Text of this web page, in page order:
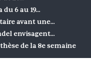
du 6 au 19…
avant une…
envisagent…
de la 8e semaine